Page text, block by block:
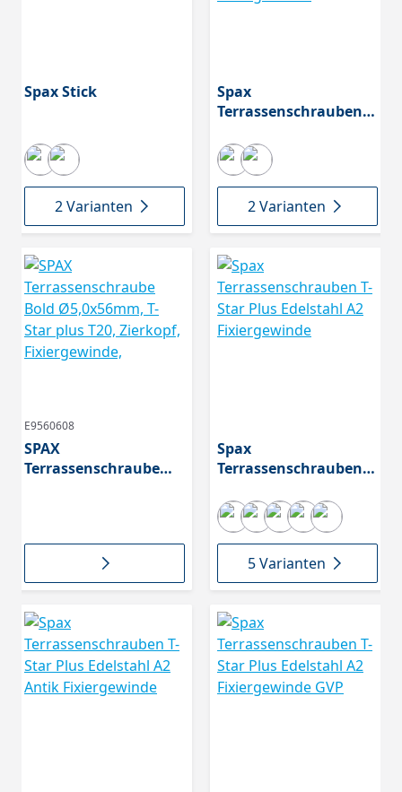
Spax Stick
2 Varianten
Spax
Terrassenschrauben
Edelstahl A2
Fixiergewinde
2 Varianten
E9560608
SPAX
Terrassenschraube
Fixiergewinde,
Spax
Terrassenschrauben T-
Fixiergewinde
5 Varianten